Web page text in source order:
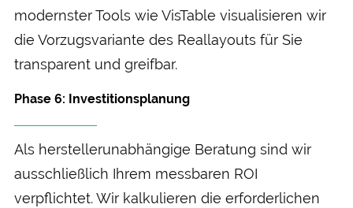
modernster Tools wie VisTable visualisieren wir
die Vorzugs­variante des Real­layouts für Sie
transparent und greif­bar.
Phase 6: Investitions­planung
Als hersteller­un­abhängige Beratung sind wir
aus­schließlich Ihrem messbaren ROI
verpflichtet. Wir kalkulieren die erforderlichen